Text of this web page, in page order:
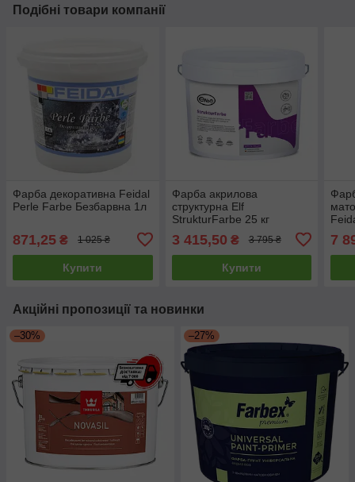
Подібні товари компанії
Фарба декоративна Feidal
Perle Farbe Безбарвна 1л
871,25 ₴ 1 025 ₴
Купити
Фарба акрилова
структурна Elf
StrukturFarbe 25 кг
3 415,50 ₴ 3 795 ₴
Купити
7
Акційні пропозиції та новинки
–30% –27%